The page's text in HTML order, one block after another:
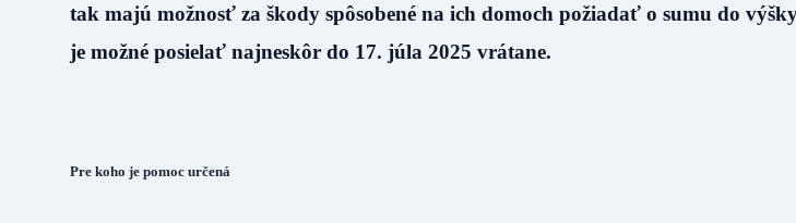
tak majú možnosť za škody spôsobené na ich domoch požiadať o sumu do
je možné posielať najneskôr do 17. júla 2025 vrátane.
Pre koho je pomoc určená